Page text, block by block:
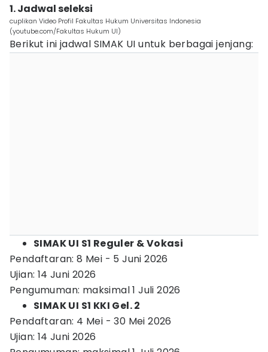
1. Jadwal seleksi
cuplikan Video Profil Fakultas Hukum Universitas Indonesia
(youtube.com/Fakultas Hukum UI)
Berikut ini jadwal SIMAK UI untuk berbagai jenjang:
SIMAK UI S1 Reguler & Vokasi
Pendaftaran: 8 Mei - 5 Juni 2026
Ujian: 14 Juni 2026
Pengumuman: maksimal 1 Juli 2026
SIMAK UI S1 KKI Gel. 2
Pendaftaran: 4 Mei - 30 Mei 2026
Ujian: 14 Juni 2026